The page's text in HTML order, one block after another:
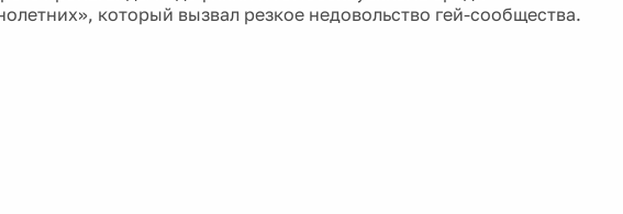
который вызвал резкое недовольство гей-сообщества.